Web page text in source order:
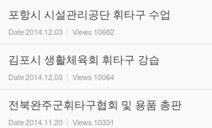
포항시 시설관리공단 휘타구 수업
Date2014.12.03 Views 10682
김포시 생활체육회 휘타구 강습
Date2014.12.03 Views 10064
전북완주군휘타구협회 및 용품 총판
Date2014.11.20 Views 10331